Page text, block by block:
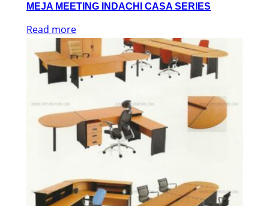
MEJA MEETING INDACHI CASA SERIES
Read more